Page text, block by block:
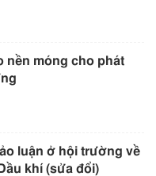
nền móng cho phát
luận ở hội trường về
khí (sửa đổi)